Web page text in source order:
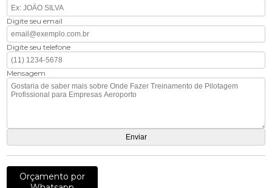
Digite seu email
Digite seu telefone
Mensagem
Orçamento por